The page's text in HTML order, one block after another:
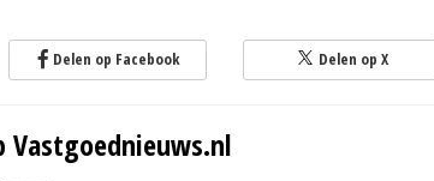
Delen op Facebook Delen op X
Vastgoednieuws.nl